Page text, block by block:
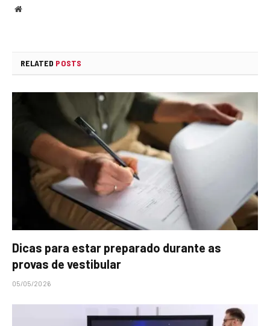
Website
RELATED POSTS
Dicas para estar preparado durante as
provas de vestibular
05/05/2026